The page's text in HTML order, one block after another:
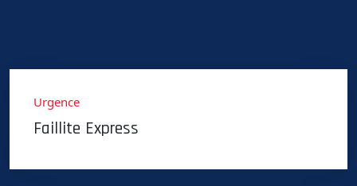
Urgence
Faillite Express